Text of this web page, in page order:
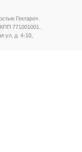
Гектаро».
771001001.
ул, д. 4-10,